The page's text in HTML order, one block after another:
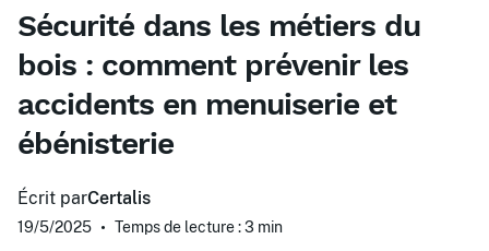
Sécurité dans les métiers du
bois : comment prévenir les
accidents en menuiserie et
ébénisterie
Écrit parCertalis
19/5/2025 • Temps de lecture : 3 min